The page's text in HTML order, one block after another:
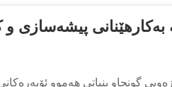
بەکارهێنانی پیشەسازی
گونجاو بنیاتی هه‌موو